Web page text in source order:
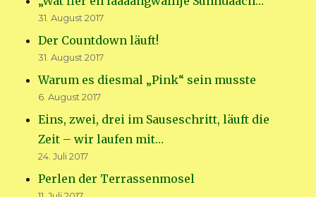
31. August 2017
Der Countdown läuft!
31. August 2017
Warum es diesmal „Pink“ sein musste
6. August 2017
Eins, zwei, drei im Sauseschritt, läuft die
Zeit – wir laufen mit…
24. Juli 2017
Perlen der Terrassenmosel